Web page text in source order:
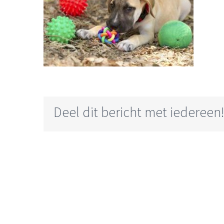
Deel dit bericht met iedereen!